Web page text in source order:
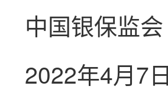
中国银保监会
2022年4月7日